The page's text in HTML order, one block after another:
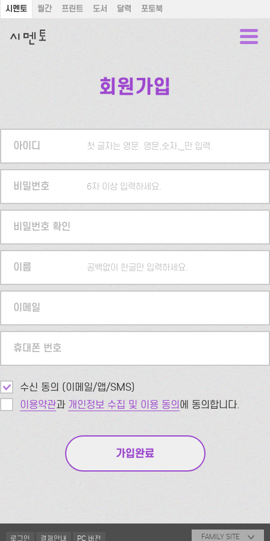
시멘토 월간 프린트 도서 달력 포토북
회원가입
아이디 첫 글자는 영문. 영문,숫자,_만 입력.
비밀번호 6자 이상 입력하세요.
비밀번호 확인
이름 공백없이 한글만 입력하세요.
이메일
휴대폰 번호
수신 동의 (이메일/앱/SMS)
이용약관과 개인정보 수집 및 이용 동의에 동의합니다.
로그인 결제안내 PC 버전 FAMILY SITE